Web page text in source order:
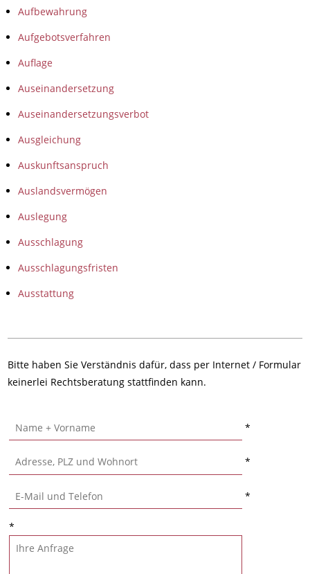
Aufbewahrung
Aufgebotsverfahren
Auflage
Auseinandersetzung
Auseinandersetzungsverbot
Ausgleichung
Auskunftsanspruch
Auslandsvermögen
Auslegung
Ausschlagung
Ausschlagungsfristen
Ausstattung
Bitte haben Sie Verständnis dafür, dass per Internet / Formular
keinerlei Rechtsberatung stattfinden kann.
*
*
*
*